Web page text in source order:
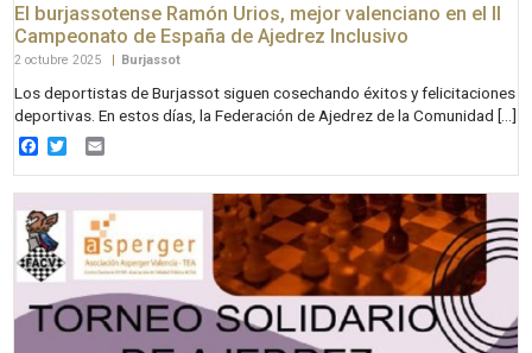
El burjassotense Ramón Urios, mejor valenciano en el II
Campeonato de España de Ajedrez Inclusivo
2 octubre 2025 | Burjassot
Los deportistas de Burjassot siguen cosechando éxitos y felicitaciones
deportivas. En estos días, la Federación de Ajedrez de la Comunidad […]
Facebook
Twitter